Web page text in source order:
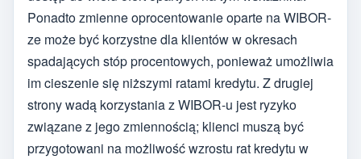
Ponadto zmienne oprocentowanie oparte na WIBOR-
ze może być korzystne dla klientów w okresach
spadających stóp procentowych, ponieważ umożliwia
im cieszenie się niższymi ratami kredytu. Z drugiej
strony wadą korzystania z WIBOR-u jest ryzyko
związane z jego zmiennością; klienci muszą być
przygotowani na możliwość wzrostu rat kredytu w